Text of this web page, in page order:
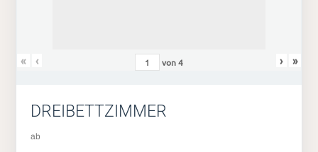
« ‹ von4 › »
DREIBETTZIMMER
ab